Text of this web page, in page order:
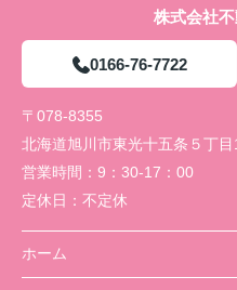
株式会社
0166-76-7722
〒078-8355
北海道旭川市東光十五条５丁目
営業時間： 9：30-17：00
定休日： 不定休
ホーム